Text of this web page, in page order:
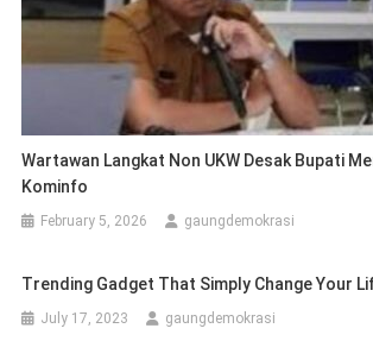
Wartawan Langkat Non UKW Desak Bupati
Kominfo
February 5, 2026 gaungdemokrasi
Trending Gadget That Simply Change Your
July 17, 2023 gaungdemokrasi